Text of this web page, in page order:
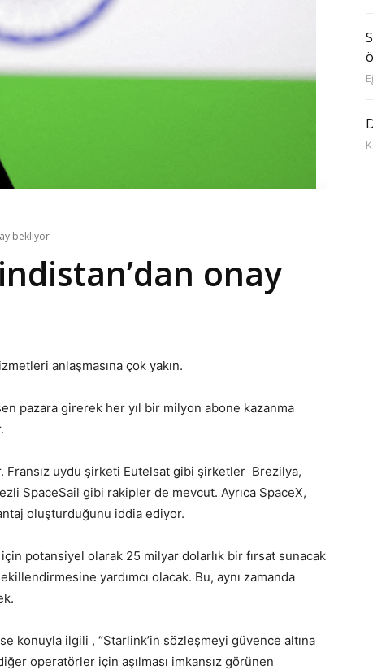
bekliyor
onay
anlaşmasına çok yakın.
pazara girerek her yıl bir milyon abone kazanma
Fransız uydu şirketi Eutelsat gibi şirketler Brezilya,
SpaceSail gibi rakipler de mevcut. Ayrıca SpaceX,
oluşturduğunu iddia ediyor.
potansiyel olarak 25 milyar dolarlık bir fırsat sunacak
yardımcı olacak. Bu, aynı zamanda
konuyla ilgili , “Starlink’in sözleşmeyi güvence altına
operatörler için aşılması imkansız görünen